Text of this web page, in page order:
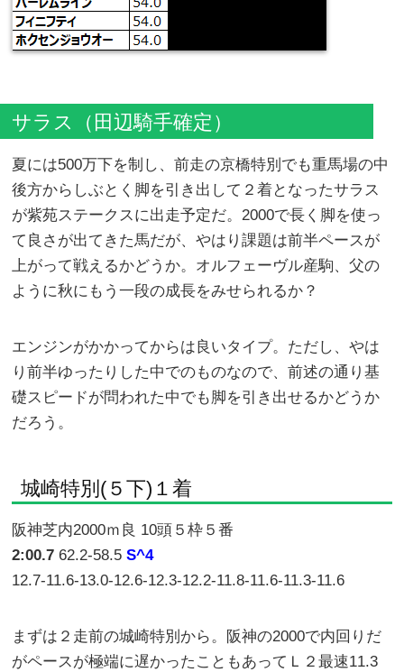
サラス（田辺騎手確定）
夏には500万下を制し、前走の京橋特別でも重馬場の中
後方からしぶとく脚を引き出して２着となったサラス
が紫苑ステークスに出走予定だ。2000で長く脚を使っ
て良さが出てきた馬だが、やはり課題は前半ペースが
上がって戦えるかどうか。オルフェーヴル産駒、父の
ように秋にもう一段の成長をみせられるか？
エンジンがかかってからは良いタイプ。ただし、やは
り前半ゆったりした中でのものなので、前述の通り基
礎スピードが問われた中でも脚を引き出せるかどうか
だろう。
城崎特別(５下)１着
阪神芝内2000ｍ良 10頭５枠５番
2:00.7 62.2-58.5S^4
12.7-11.6-13.0-12.6-12.3-12.2-11.8-11.6-11.3-11.6
まずは２走前の城崎特別から。阪神の2000で内回りだ
がペースが極端に遅かったこともあってＬ２最速11.3